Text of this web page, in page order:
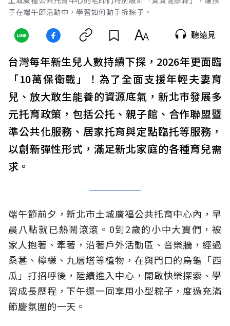
子在端午節活動中，學習如何動手拆粽子。
聽遠見
台灣每年新生兒人數持續下探，2026年更面臨
「10萬保衛戰」！為了全面支援年輕夫妻育
兒、放大敢生能養的資源底氣，新北市發展多
元托育政策，包括公托、親子館、合作聯盟暨
準公共化服務、居家托育與定點臨托等服務，
以創新彈性形式，滿足新北家庭的各種育兒需
求。
端午節前夕，新北市土城廣福公共托育中心內，早
晨八點就已熱鬧滾滾。0到2歲的小中大寶們，被
家人抱著、牽著，沿著戶外活動區、音樂牆，經過
桑葚、檸檬、九層塔等植物，在與門口的烏龜「西
瓜」打招呼後，陸續進入中心，開啟快樂探索、學
習成長歷程，下午還一同享用小型粽子，度過充滿
節慶氛圍的一天。